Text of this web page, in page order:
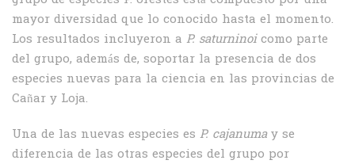
mayor diversidad que lo conocido hasta el momento.
Los resultados incluyeron a P. saturninoicomo parte
del grupo, además de, soportar la presencia de dos
especies nuevas para la ciencia en las provincias de
Cañar y Loja.
Una de las nuevas especies es P. cajanumay se
diferencia de las otras especies del grupo por